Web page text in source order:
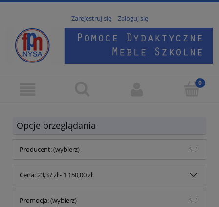
Zarejestruj się Zaloguj się
Opcje przeglądania
Producent: (wybierz)
Cena: 23,37 zł - 1 150,00 zł
Promocja: (wybierz)